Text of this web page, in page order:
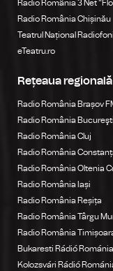
Radio România 3 Net
Radio România Chișinău
Teatrul Național
eTeatru.ro
Rețeaua regională
Radio România Brașov
Radio România
Radio România Cluj
Radio România
Radio România Oltenia
Radio România Iași
Radio România Reșița
Radio România Târgu
Radio România
Bukaresti Rádió Románia
Kolozsvári Rádió